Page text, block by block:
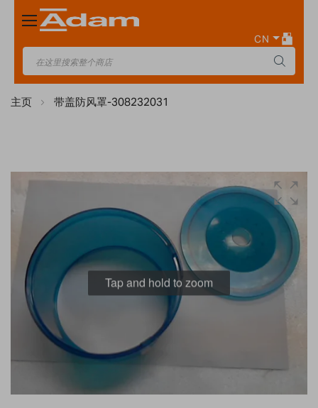
Toggle
Nav
CN
主页 带盖防风罩-308232031
Skip
images
gallery
Tap and hold to zoom